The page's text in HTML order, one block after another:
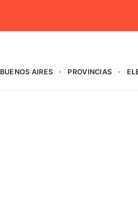
BUENOS AIRES PROVINCIAS